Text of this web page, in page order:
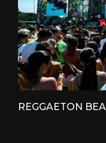
REGGAETON